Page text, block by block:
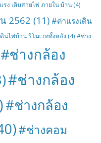
รง เดินสายไฟ ภายใน บ้าน (4)
2562 (11) #ค่าแรงเดิน
นไฟบ้าน รีโนเวททั้งหลัง (4) #ช่าง
#ช่างกล้อง
#ช่างกล้อง
#ช่างกล้อง
#ช่างคอม